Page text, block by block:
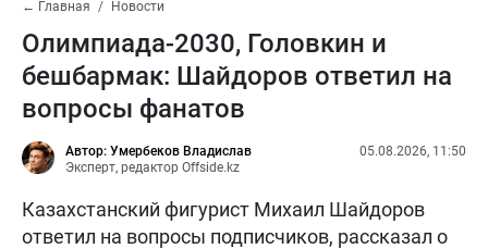
← Главная Новости
Олимпиада-2030, Головкин и
бешбармак: Шайдоров ответил на
вопросы фанатов
Автор: Умербеков Владислав
Эксперт, редактор Offside.kz
05.08.2026, 11:50
Казахстанский фигурист Михаил Шайдоров
ответил на вопросы подписчиков, рассказал о